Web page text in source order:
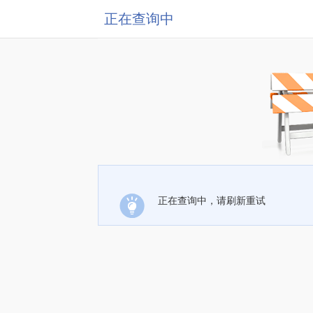
正在查询中
正在查询中，请刷新重试